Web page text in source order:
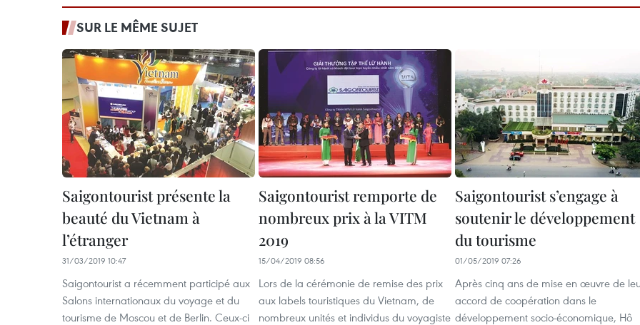
SUR LE MÊME SUJET
Saigontourist présente la
beauté du Vietnam à
l’étranger
31/03/2019 10:47
Saigontourist a récemment participé aux
Salons internationaux du voyage et du
tourisme de Moscou et de Berlin. Ceux-ci
Saigontourist remporte de
nombreux prix à la VITM
2019
15/04/2019 08:56
Lors de la cérémonie de remise des prix
aux labels touristiques du Vietnam, de
nombreux unités et individus du voyagiste
Saigontourist s’engage à
soutenir le développement
du tourisme
01/05/2019 07:26
Après cinq ans de mise en œuvre de
accord de coopération dans le
développement socio-économique, Hô